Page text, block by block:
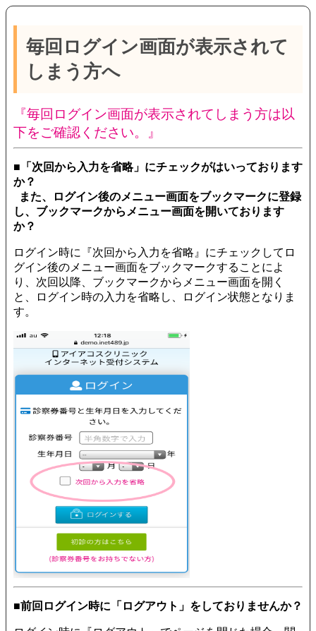
毎回ログイン画面が表示されて
しまう方へ
『毎回ログイン画面が表示されてしまう方は以
下をご確認ください。』
■「次回から入力を省略」にチェックがはいっております
か？
また、ログイン後のメニュー画面をブックマークに登録
し、ブックマークからメニュー画面を開いております
か？
ログイン時に『次回から入力を省略』にチェックしてロ
グイン後のメニュー画面をブックマークすることによ
り、次回以降、ブックマークからメニュー画面を開く
と、ログイン時の入力を省略し、ログイン状態となりま
す。
■前回ログイン時に「ログアウト」をしておりませんか？